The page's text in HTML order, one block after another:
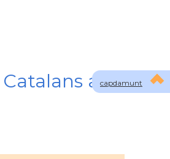
capdamunt
a